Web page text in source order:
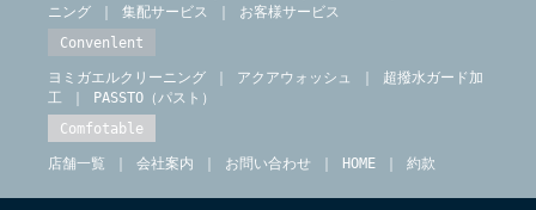
ニング
集配サービス
お客様サービス
Convenlent
ヨミガエルクリーニング アクアウォッシュ
超撥水ガード加
工
PASSTO（パスト）
Comfotable
店舗一覧 会社案内 お問い合わせ HOME 約款